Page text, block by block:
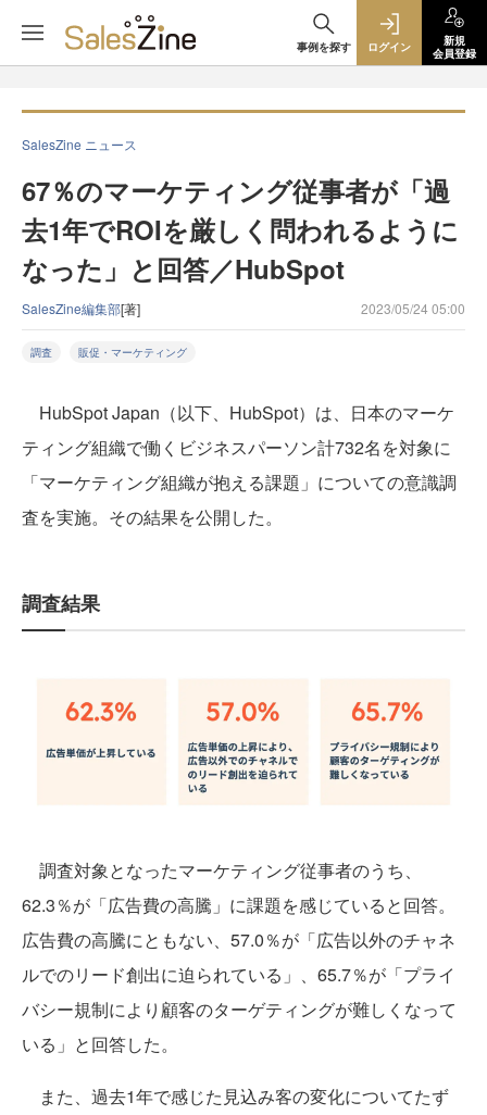
事例を探す ログイン
新規
会員登録
SalesZine ニュース
67％のマーケティング従事者が「過
去1年でROIを厳しく問われるように
なった」と回答／HubSpot
SalesZine編集部[著] 2023/05/24 05:00
調査 販促・マーケティング
HubSpot Japan（以下、HubSpot）は、日本のマーケ
ティング組織で働くビジネスパーソン計732名を対象に
「マーケティング組織が抱える課題」についての意識調
査を実施。その結果を公開した。
調査結果
調査対象となったマーケティング従事者のうち、
62.3％が「広告費の高騰」に課題を感じていると回答。
広告費の高騰にともない、57.0％が「広告以外のチャネ
ルでのリード創出に迫られている」、65.7％が「プライ
バシー規制により顧客のターゲティングが難しくなって
いる」と回答した。
また、過去1年で感じた見込み客の変化についてたず